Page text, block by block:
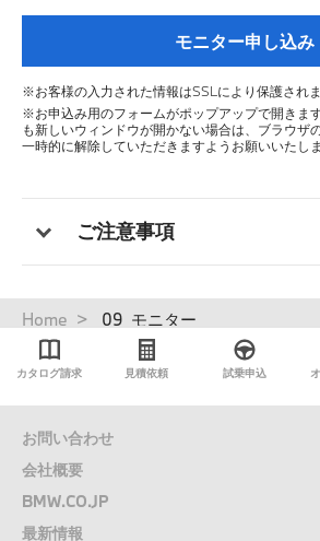
モニター申し込み
※お客様の入力された情報はSSLにより保護されま
※お申込み用のフォームがポップアップで開きま
も新しいウィンドウが開かない場合は、ブラウザ
一時的に解除していただきますようお願いいたし
ご注意事項
パ
ず
Home 09_モニター
カタログ請求 見積依頼 試乗申込
お問い合わせ
会社概要
BMW.CO.JP
最新情報